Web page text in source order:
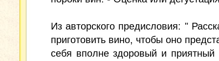
Из авторского предисловия: "
приготовить вино, чтобы оно
себя вполне здоровый и приятный